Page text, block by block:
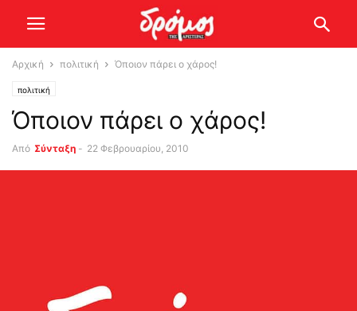
Αρχική πολιτική Όποιον πάρει ο χάρος!
πολιτική
Όποιον πάρει ο χάρος!
Από Σύνταξη - 22 Φεβρουαρίου, 2010